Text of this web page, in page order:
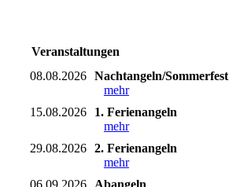
Veranstaltungen
08.08.2026 Nachtangeln/Sommerfest
mehr
15.08.2026
1. Ferienangeln
mehr
29.08.2026 2. Ferienangeln
mehr
06.09.2026
Abangeln